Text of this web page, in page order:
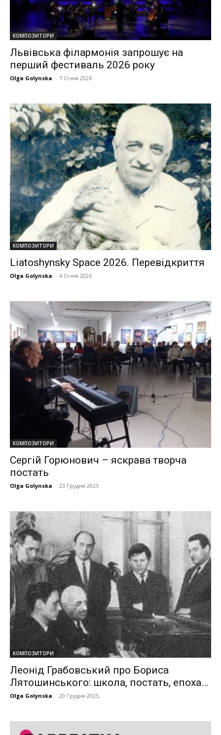
КОМПОЗИТОРИ
Львівська філармонія запрошує на
перший фестиваль 2026 року
Olga Golynska - 7 Січня 2026
КОМПОЗИТОРИ
Liatoshynsky Space 2026. Перевідкриття
Olga Golynska - 4 Січня 2026
КОМПОЗИТОРИ
Сергій Горюнович – яскрава творча
постать
Olga Golynska - 23 Грудня 2025
КОМПОЗИТОРИ
Леонід Грабовський про Бориса
Лятошинського: школа, постать, епоха…
Olga Golynska - 20 Грудня 2025